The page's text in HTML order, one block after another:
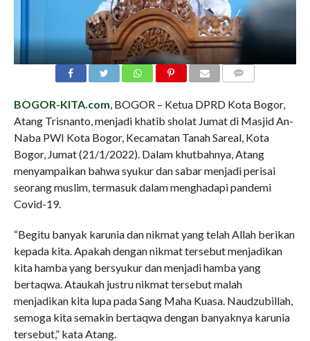
BOGOR-KITA.com , BOGOR – Ketua DPRD Kota Bogor,
Atang Trisnanto, menjadi khatib sholat Jumat di Masjid An-
Naba PWI Kota Bogor, Kecamatan Tanah Sareal, Kota
Bogor, Jumat (21/1/2022). Dalam khutbahnya, Atang
menyampaikan bahwa syukur dan sabar menjadi perisai
seorang muslim, termasuk dalam menghadapi pandemi
Covid-19.
“Begitu banyak karunia dan nikmat yang telah Allah berikan
kepada kita. Apakah dengan nikmat tersebut menjadikan
kita hamba yang bersyukur dan menjadi hamba yang
bertaqwa. Ataukah justru nikmat tersebut malah
menjadikan kita lupa pada Sang Maha Kuasa. Naudzubillah,
semoga kita semakin bertaqwa dengan banyaknya karunia
tersebut,” kata Atang.